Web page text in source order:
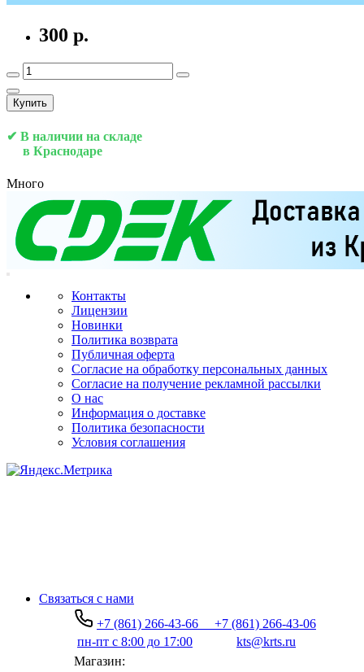
300 р.
Купить
✔ В наличии на складе
в Краснодаре
Много
Контакты
Лицензии
Новинки
Политика возврата
Публичная оферта
Согласие на обработку персональных данных
Согласие на получение рекламной рассылки
О нас
Информация о доставке
Политика безопасности
Условия соглашения
Связаться с нами
+7 (861) 266-43-66
+7 (861) 266-43-06
пн-пт с 8:00 до 17:00
kts@krts.ru
Магазин: